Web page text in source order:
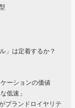
」は定着するか？
ーションの価値
低速」
ブランドロイヤリテ